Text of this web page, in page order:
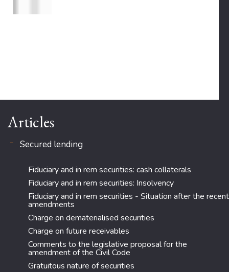
Articles
Secured lending
Fiduciary and in rem securities: cash collaterals
Fiduciary and in rem securities: Insolvency
Fiduciary and in rem securities - Situation after the recent
amendments
Charge on dematerialised securities
Charge on future receivables
Comments to the legislative proposal for the
amendment of the Civil Code
Gratuitous nature of securities